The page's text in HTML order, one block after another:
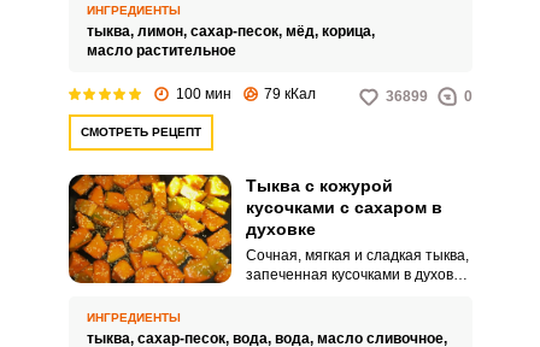
Просто объедение!
ИНГРЕДИЕНТЫ
тыква, лимон, сахар-песок, мёд, корица,
масло растительное
100 мин 79 кКал 36899 0
СМОТРЕТЬ РЕЦЕПТ
Тыква с кожурой
кусочками с сахаром в
духовке
Сочная, мягкая и сладкая тыква,
запеченная кусочками в духовке,
приготовлении и очень
ИНГРЕДИЕНТЫ
тыква, сахар-песок, вода, вода, масло сливочное,